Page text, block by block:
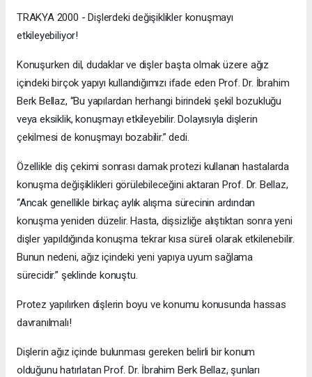
TRAKYA 2000 - Dişlerdeki değişiklikler konuşmayı
etkileyebiliyor!
Konuşurken dil, dudaklar ve dişler başta olmak üzere ağız
içindeki birçok yapıyı kullandığımızı ifade eden Prof. Dr. İbrahim
Berk Bellaz, “Bu yapılardan herhangi birindeki şekil bozukluğu
veya eksiklik, konuşmayı etkileyebilir. Dolayısıyla dişlerin
çekilmesi de konuşmayı bozabilir.” dedi.
Özellikle diş çekimi sonrası damak protezi kullanan hastalarda
konuşma değişiklikleri görülebileceğini aktaran Prof. Dr. Bellaz,
“Ancak genellikle birkaç aylık alışma sürecinin ardından
konuşma yeniden düzelir. Hasta, dişsizliğe alıştıktan sonra yeni
dişler yapıldığında konuşma tekrar kısa süreli olarak etkilenebilir.
Bunun nedeni, ağız içindeki yeni yapıya uyum sağlama
sürecidir.” şeklinde konuştu.
Protez yapılırken dişlerin boyu ve konumu konusunda hassas
davranılmalı!
Dişlerin ağız içinde bulunması gereken belirli bir konum
olduğunu hatırlatan Prof. Dr. İbrahim Berk Bellaz, şunları